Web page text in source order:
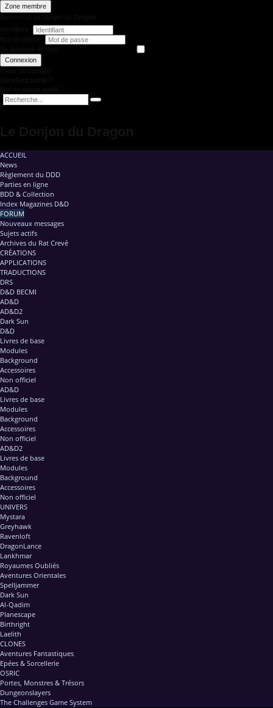
Zone membre
Connexion
ACCUEIL
News
Règlement du DDD
Parties en ligne
BDD & Collection
Index Magazines D&D
FORUM
Nouveaux messages
Sujets actifs
Archives du Rat Crevé
CRÉATIONS
APPLICATIONS
TRADUCTIONS
DRS
D&D BECMI
AD&D
AD&D2
Dark Sun
D&D
Livres de base
Modules
Background
Accessoires
Non officiel
AD&D
Livres de base
Modules
Background
Accessoires
Non officiel
AD&D2
Livres de base
Modules
Background
Accessoires
Non officiel
UNIVERS
Mystara
Greyhawk
Ravenloft
DragonLance
Lankhmar
Royaumes Oubliés
Aventures Orientales
Spelljammer
Dark Sun
Al-Qadim
Planescape
Birthright
Laelith
CLONES
Aventures Fantastiques
Epées & Sorcellerie
OSRIC
Portes, Monstres & Trésors
Dungeonslayers
The Challenges Game System